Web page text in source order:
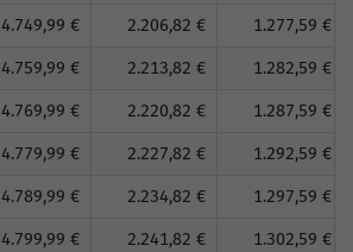
4.749,99 € 2.206,82 € 1.277,59 €
4.759,99 € 2.213,82 € 1.282,59 €
4.769,99 € 2.220,82 € 1.287,59 €
4.779,99 € 2.227,82 € 1.292,59 €
4.789,99 € 2.234,82 € 1.297,59 €
4.799,99 € 2.241,82 € 1.302,59 €